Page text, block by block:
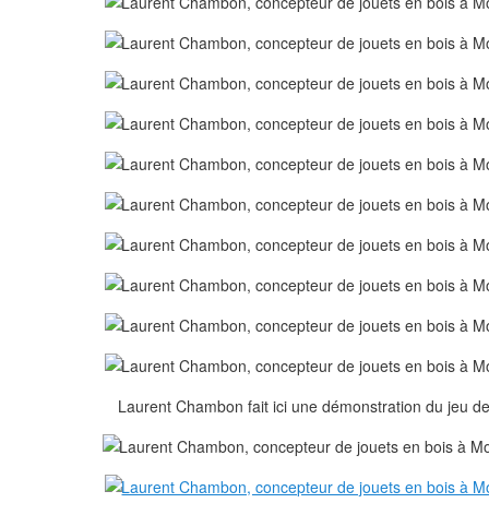
Laurent Chambon fait ici une démonstration du jeu